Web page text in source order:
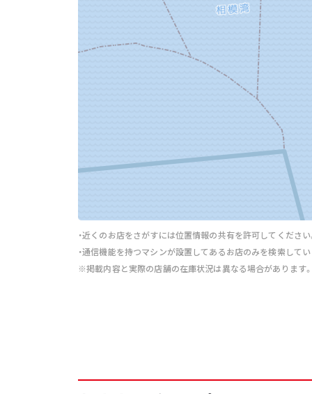
・近くのお店をさがすには位置情報の共有を許可してください
・通信機能を持つマシンが設置してあるお店のみを検索して
※掲載内容と実際の店舗の在庫状況は異なる場合があります